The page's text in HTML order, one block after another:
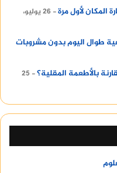
المكان لأول مرة
26 يوليو،
طوال اليوم بدون مشروبات
بالأطعمة المقلية؟
25